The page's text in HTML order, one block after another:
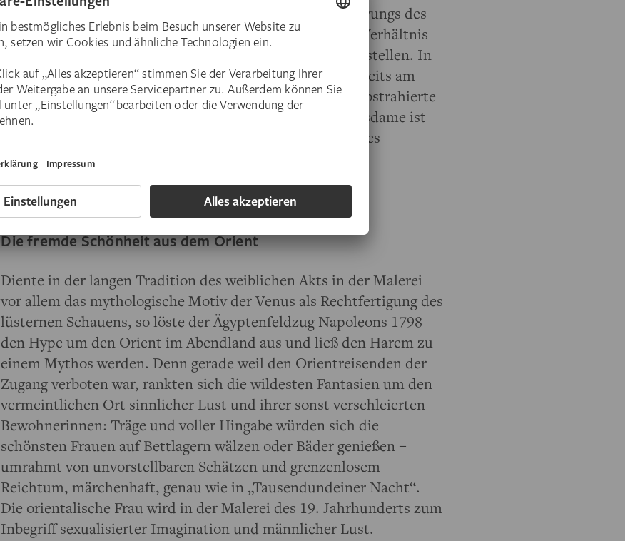
Verzierung dienen allein der Betonung des weichen Schwungs des
Körpers. Dieser selbst ist in keinem logisch räumlichen Verhältnis
im Werk platziert, eine Tiefenwirkung will sich nicht einstellen. In
der Grafik wird nun noch deutlicher, was die Kritiker bereits am
Ölgemälde so irritierte: Nicht die Illusion, sondern die abstrahierte
Form der Sinnlichkeit steht im Vordergrund. Die Haremsdame ist
damit der Zeit enthoben und entzieht sich der Realität des
Betrachters.
Die fremde Schönheit aus dem Orient
Diente in der langen Tradition des weiblichen Akts in der Malerei
vor allem das mythologische Motiv der Venus als Rechtfertigung des
lüsternen Schauens, so löste der Ägyptenfeldzug Napoleons 1798
den Hype um den Orient im Abendland aus und ließ den Harem zu
einem Mythos werden. Denn gerade weil den Orientreisenden der
Zugang verboten war, rankten sich die wildesten Fantasien um den
vermeintlichen Ort sinnlicher Lust und ihrer sonst verschleierten
Bewohnerinnen: Träge und voller Hingabe würden sich die
schönsten Frauen auf Bettlagern wälzen oder Bäder genießen –
umrahmt von unvorstellbaren Schätzen und grenzenlosem
Reichtum, märchenhaft, genau wie in „Tausendundeiner Nacht“.
Die orientalische Frau wird in der Malerei des 19. Jahrhunderts zum
Inbegriff sexualisierter Imagination und männlicher Lust.